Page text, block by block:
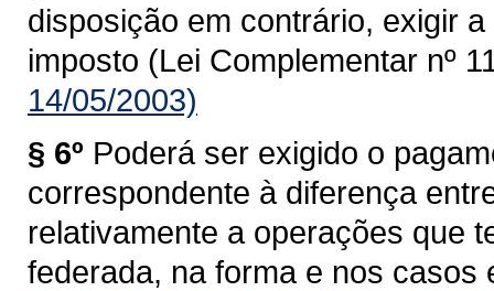
disposição em contrário, exigir
imposto (Lei Complementar nº
14/05/2003)
§ 6º Poderá ser exigido o
correspondente à diferença
relativamente a operações que
federada, na forma e nos casos